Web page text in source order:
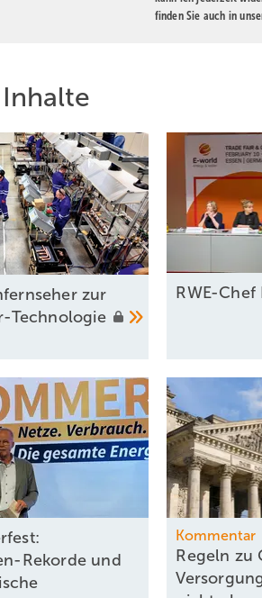
finden Sie auch in
zur
Technologie
RWE-
Rekorde und
Kommentar
Regeln zu